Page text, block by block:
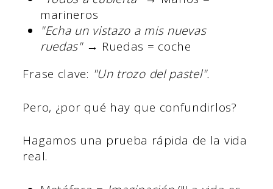
marineros
"Echa un vistazo a mis nuevas
ruedas"→ Ruedas = coche
Frase clave: "Un trozo del pastel".
Pero, ¿por qué hay que confundirlos?
Hagamos una prueba rápida de la vida
real.